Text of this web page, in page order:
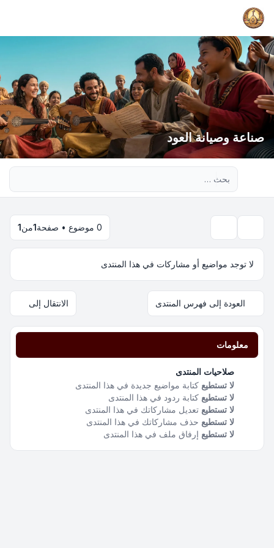
صناعة وصيانة العود
0 موضوع • صفحة 1من1
لا توجد مواضيع أو مشاركات في هذا المنتدى
العودة إلى فهرس المنتدى الانتقال إلى
معلومات
صلاحيات المنتدى
لا تستطيع كتابة مواضيع جديدة في هذا المنتدى
لا تستطيع كتابة ردود في هذا المنتدى
لا تستطيع تعديل مشاركاتك في هذا المنتدى
لا تستطيع حذف مشاركاتك في هذا المنتدى
لا تستطيع إرفاق ملف في هذا المنتدى